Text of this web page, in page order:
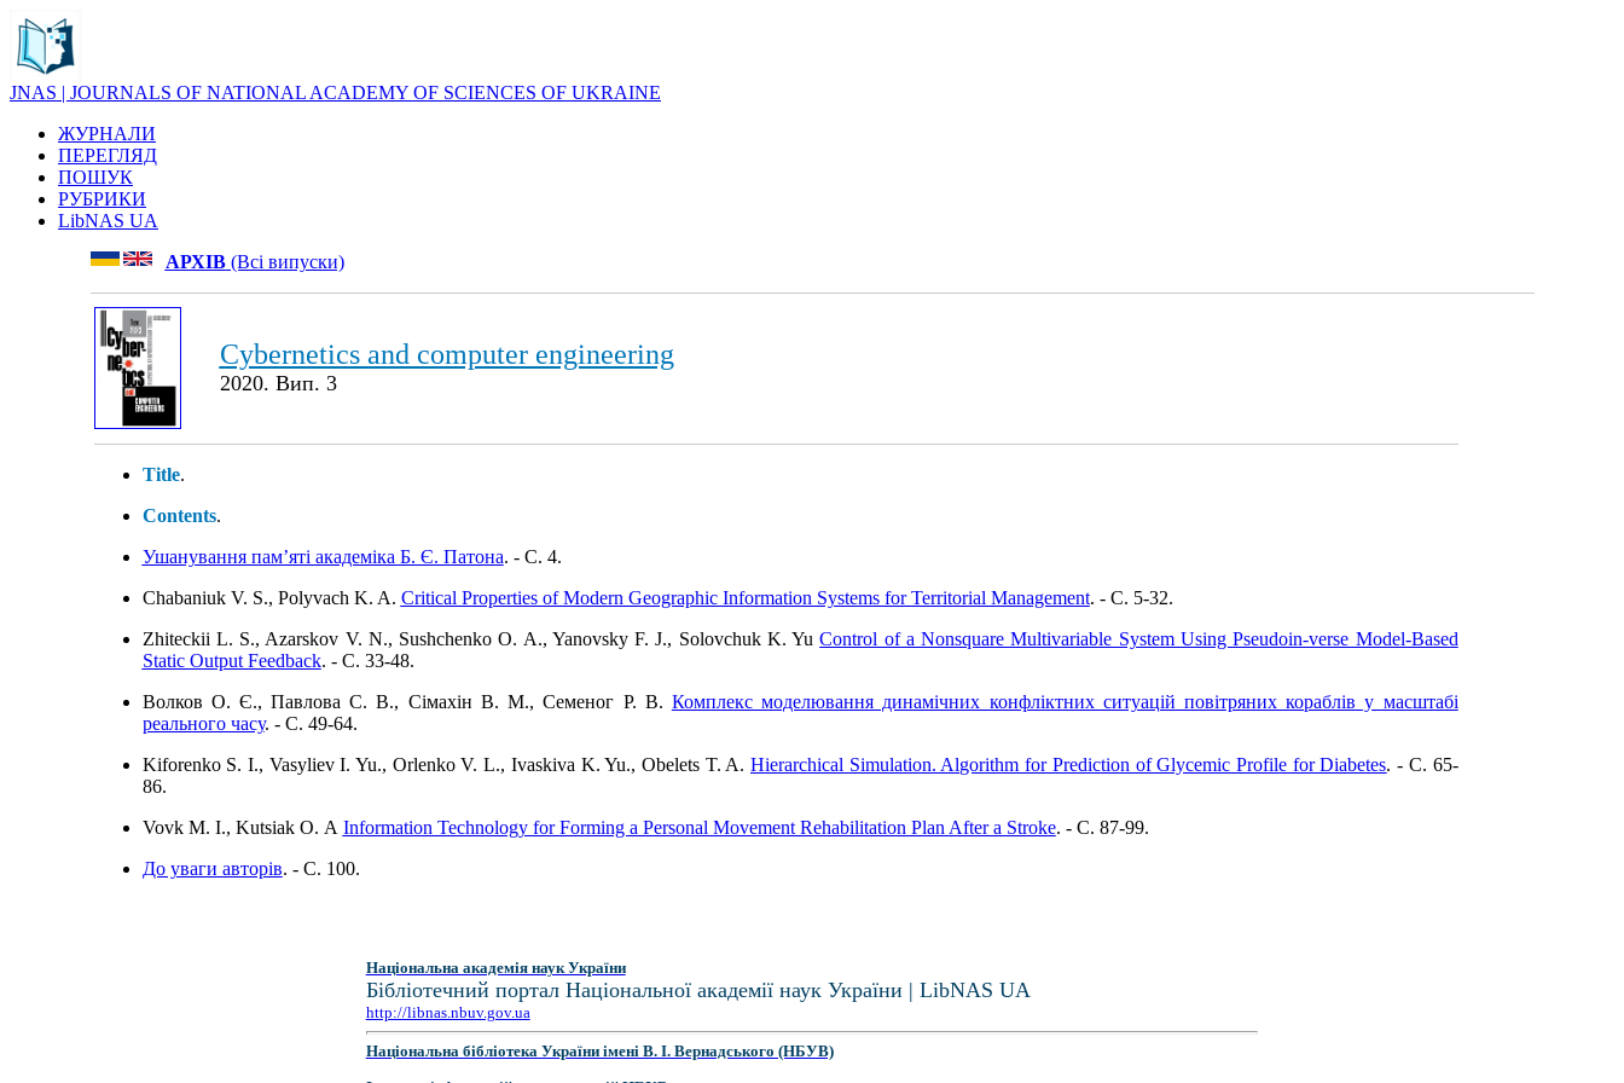
JNAS | JOURNALS OF NATIONAL ACADEMY OF SCIENCES OF UKRAINE
ЖУРНАЛИ
ПЕРЕГЛЯД
ПОШУК
РУБРИКИ
LibNAS UA
АРХІВ(Всі випуски)
Cybernetics and computer engineering
2020. Вип. 3
Title.
Contents.
Ушанування пам’ятi академiка Б. Є. Патона. - C. 4.
Chabaniuk V. S., Polyvach K. A. Critical Properties of Modern Geographic Information Systems for Territorial Management. - C. 5-32.
Zhiteckii L. S., Azarskov V. N., Sushchenko O. A., Yanovsky F. J., Solovchuk K. YuControl of a Nonsquare Multivariable System Using Pseudoin-verse Model-Based
Static Output Feedback. - C. 33-48.
Волков О. Є., Павлова С. В., Сімахін В. М., Семеног Р. В. Комплекс моделювання динамiчних конфлiктних ситуацiй повiтряних кораблiв у масштабi
реального часу. - C. 49-64.
Kiforenko S. I., Vasyliev I. Yu., Orlenko V. L., Ivaskiva K. Yu., Obelets T. A.Hierarchical Simulation. Algorithm for Prediction of Glycemic Profile for Diabetes. - C. 65-
86.
Vovk М. І., Kutsiak О. А Information Technology for Forming a Personal Movement Rehabilitation Plan After a Stroke. - C. 87-99.
До уваги авторiв. - C. 100.
Національна академія наук України
Бібліотечний портал Національної академії наук України | LibNAS UA
http://libnas.nbuv.gov.ua
Національна бібліотека України імені В. І. Вернадського (НБУВ)